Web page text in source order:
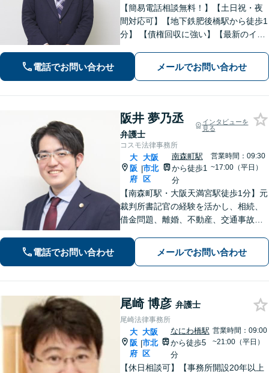
【簡易電話相談無料！】【土日祝・夜
間対応可】【地下鉄肥後橋駅から徒歩1
分】 【債権回収に強い】【最新のイン
けで解決することもよくあります。ま
ずはお気軽にご相談下さい。【ビデオ
電話でお問い合わせ メールでお問い合わせ
阪井 夢乃丞
弁護士
インタビューを
見る
コスモ法律事務所
大
阪
府
|
大阪
市北
区
南森町駅
から徒歩1
分
営業時間：09:30
~17:00（平日）
【南森町駅・大阪天満宮駅徒歩1分】元
裁判所書記官の経験を活かし、相続、
借金問題、離婚、不動産、交通事故に
が一番大事にしたい想いを丁寧に伺
い、納得のいく最善の解決策をご提案
電話でお問い合わせ メールでお問い合わせ
尾崎 博彦 弁護士
尾崎法律事務所
大
阪
府
|
大阪
市北
区
なにわ橋駅
から徒歩5
分
営業時間：09:00
~21:00（平日）
【休日相談可】【事務所開設20年以上